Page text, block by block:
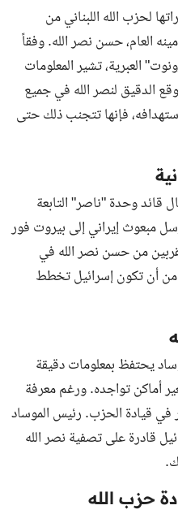
لحزب الله اللبناني من
العام، حسن نصر الله. وفقاً
العبرية، تشير المعلومات
الدقيق لنصر الله في جميع
فإنها تتجنب ذلك حتى
قائد وحدة "ناصر" التابعة
مبعوث إيراني إلى بيروت فور
من حسن نصر الله في
من أن تكون إسرائيل تخطط
يحتفظ بمعلومات دقيقة
أماكن تواجده. ورغم معرفة
في قيادة الحزب. رئيس الموساد
قادرة على تصفية نصر الله
حزب الله